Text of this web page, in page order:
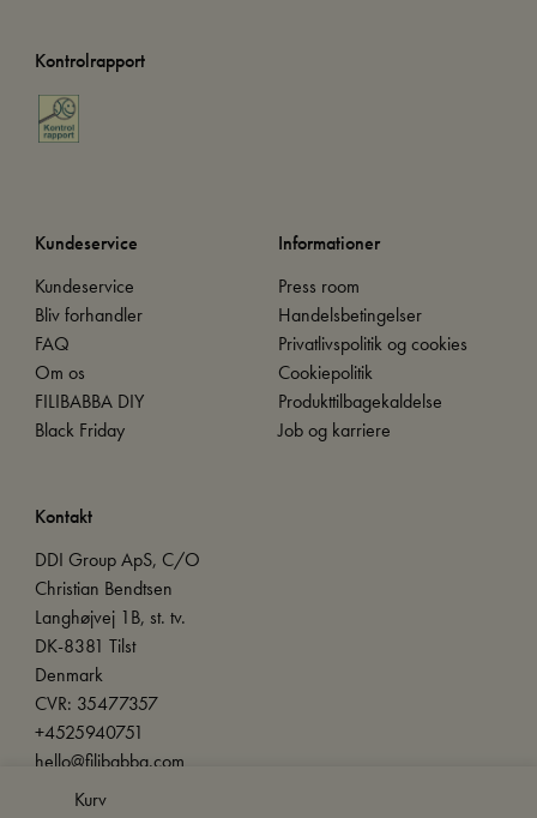
Kurv
Kontrolrapport
Kundeservice
Kundeservice
Bliv forhandler
FAQ
Om os
FILIBABBA DIY
Black Friday
Informationer
Press room
Handelsbetingelser
Privatlivspolitik og cookies
Cookiepolitik
Produkttilbagekaldelse
Job og karriere
Kontakt
DDI Group ApS, C/O
Christian Bendtsen
Langhøjvej 1B, st. tv.
DK-8381 Tilst
Denmark
CVR: 35477357
+4525940751
hello@filibabba.com